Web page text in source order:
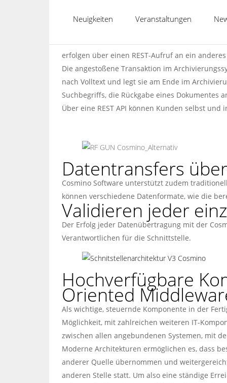
Neuigkeiten Veranstaltungen
selbstständig in weitere Fertigungsbereiche
dorthin zurückzumelden. Die technische
erfolgen über einen REST-Aufruf an ein
Die angestoßene Transaktion im
nach Volltext und legt sie am Ende im
Suchbegriffs, die Rückgabe eines Dokumentes
Über eine REST API können Kunden selbst
Datentransfers
Cosmino Software unterstützt zudem
können verschiedene Datenformate, wie die
Validieren jeder
Der Erfolg jeder Datenübertragung mit der
Verantwortlichen für die Schnittstelle.
Hochverfügbare
Oriented
Als wichtige, steuernde Komponente in der
Möglichkeit, mit zahlreichen weiteren IT-
zwischen allen angebundenen Systemen, mit
Moderne Architekturen ermöglichen es, dass
anderer Quelle übernommen und
anderen Stelle statt. Um also eine ständige